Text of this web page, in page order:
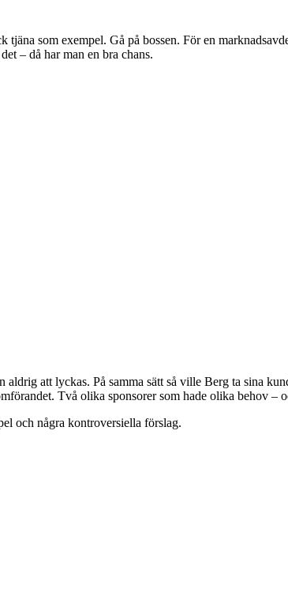
som exempel. Gå på bossen. För en
– då har man en bra chans.
att lyckas. På samma sätt så ville Berg ta sina
Två olika sponsorer som hade olika behov –
och några kontroversiella förslag.